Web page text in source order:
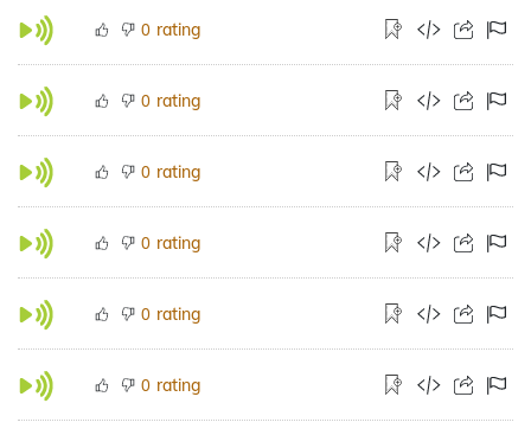
0 rating
0 rating
0 rating
0 rating
0 rating
0 rating